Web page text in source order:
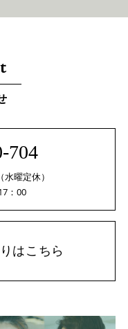
704
曜定休）
：00
はこちら